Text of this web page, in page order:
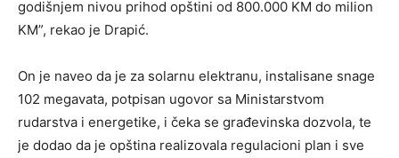
godišnjem nivou prihod opštini od 800.000 KM do milion
KM”, rekao je Drapić.
On je naveo da je za solarnu elektranu, instalisane snage
102 megavata, potpisan ugovor sa Ministarstvom
rudarstva i energetike, i čeka se građevinska dozvola, te
je dodao da je opština realizovala regulacioni plan i sve